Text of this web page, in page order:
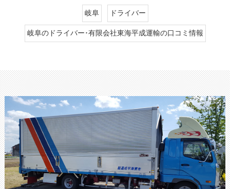
岐阜
ドライバー
岐阜のドライバー･有限会社東海平成運輸の口コミ情報